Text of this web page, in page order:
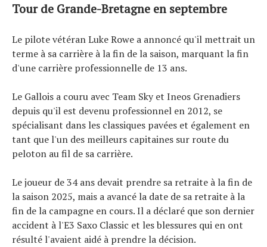
Tour de Grande-Bretagne en septembre
Le pilote vétéran Luke Rowe a annoncé qu'il mettrait un
terme à sa carrière à la fin de la saison, marquant la fin
d'une carrière professionnelle de 13 ans.
Le Gallois a couru avec Team Sky et Ineos Grenadiers
depuis qu'il est devenu professionnel en 2012, se
spécialisant dans les classiques pavées et également en
tant que l'un des meilleurs capitaines sur route du
peloton au fil de sa carrière.
Le joueur de 34 ans devait prendre sa retraite à la fin de
la saison 2025, mais a avancé la date de sa retraite à la
fin de la campagne en cours. Il a déclaré que son dernier
accident à l'E3 Saxo Classic et les blessures qui en ont
résulté l'avaient aidé à prendre la décision.
Actualités
Tests de produits
Conseils
Tendances
Tous nos articles